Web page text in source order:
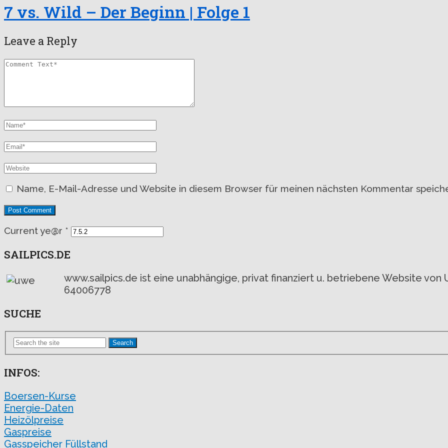
7 vs. Wild – Der Beginn | Folge 1
Leave a Reply
Name, E-Mail-Adresse und Website in diesem Browser für meinen nächsten Kommentar
Current ye@r *
SAILPICS.DE
www.sailpics.de ist eine unabhängige, privat finanziert u. betriebene Website
64006778
SUCHE
Search
INFOS:
Boersen-Kurse
Energie-Daten
Heizölpreise
Gaspreise
Gasspeicher Füllstand